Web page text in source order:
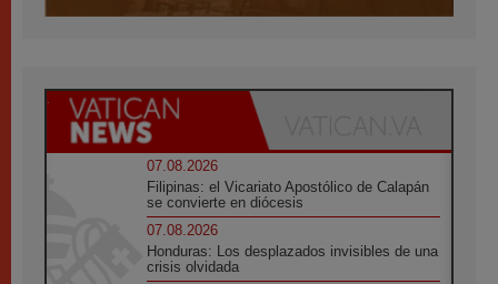
07.08.2026
Filipinas: el Vicariato Apostólico de Calapán
se convierte en diócesis
07.08.2026
Honduras: Los desplazados invisibles de una
crisis olvidada